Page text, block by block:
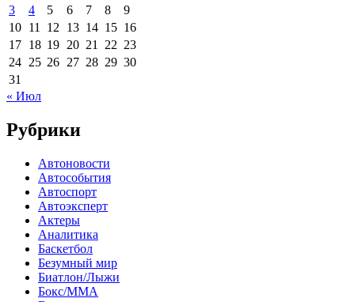
3
4 5 6 7 8
9
10 11 12 13 14 15 16
17 18 19 20 21 22 23
24 25 26 27 28 29 30
31
« Июл
Рубрики
Автоновости
Автособытия
Автоспорт
Автоэксперт
Актеры
Аналитика
Баскетбол
Безумный мир
Биатлон/Лыжи
Бокс/MMA